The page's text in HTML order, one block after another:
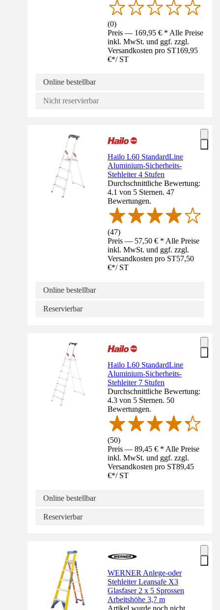
(0)
Preis — 169,95 € * Alle Preise
inkl. MwSt. und ggf. zzgl.
Versandkosten pro ST169,95
€*/ ST
Online bestellbar
Nicht reservierbar
Hailo L60 StandardLine
Aluminium-Sicherheits-
Stehleiter 4 Stufen
Durchschnittliche Bewertung:
4.1 von 5 Sternen. 47
Bewertungen.
(47)
Preis — 57,50 € * Alle Preise
inkl. MwSt. und ggf. zzgl.
Versandkosten pro ST57,50
€*/ ST
Online bestellbar
Reservierbar
Hailo L60 StandardLine
Aluminium-Sicherheits-
Stehleiter 7 Stufen
Durchschnittliche Bewertung:
4.3 von 5 Sternen. 50
Bewertungen.
(50)
Preis — 89,45 € * Alle Preise
inkl. MwSt. und ggf. zzgl.
Versandkosten pro ST89,45
€*/ ST
Online bestellbar
Reservierbar
WERNER Anlege-oder
Stehleiter Leansafe X3
Glasfaser 2 x 5 Sprossen
Arbeitshöhe 3,7 m
Artikel wurde noch nicht